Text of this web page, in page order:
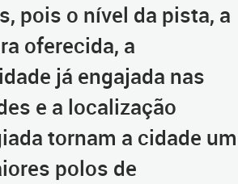
pois o nível da pista, a
oferecida, a
já engajada nas
e a localização
tornam a cidade um
polos de